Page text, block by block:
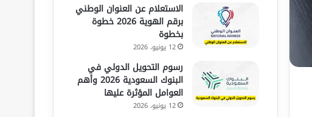
الاستعلام عن العنوان الوطني
برقم الهوية 2026 خطوة
بخطوة
12 يونيو، 2026
رسوم التحويل الدولي في
البنوك السعودية 2026 وأهم
العوامل المؤثرة عليها
12 يونيو، 2026